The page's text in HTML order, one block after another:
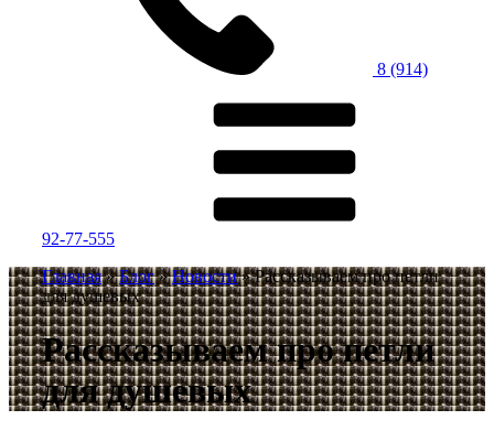
8 (914)
92-77-555
Главная»Блог»Новости»Рассказываем про петли
для душевых
Рассказываем про петли
для душевых